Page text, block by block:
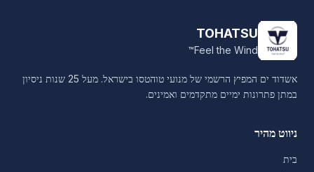
TOHATSU
Feel the Wind™
אשדוד ים המפיץ הרשמי של מנועי טוהטסו בישראל. מעל 25 שנות ניסיון
במתן פתרונות ימיים מתקדמים ואמינים.
ניווט מהיר
בית